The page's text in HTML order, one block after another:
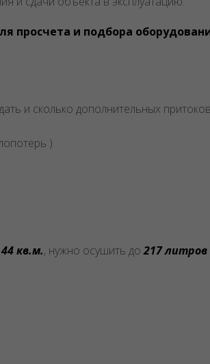
просчета и подбора
и сколько дополнительных
)
44 кв.м., нужно осушить до217 литров